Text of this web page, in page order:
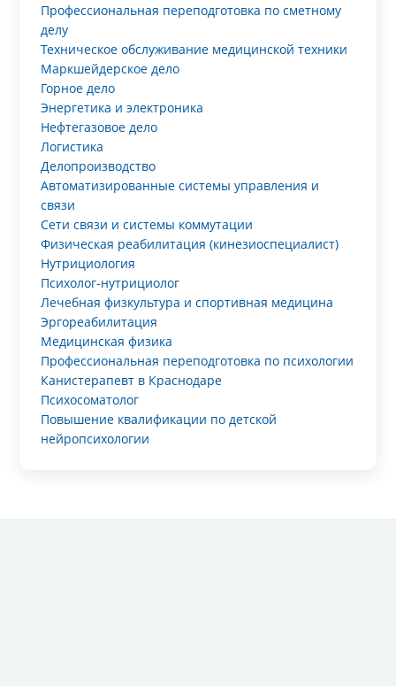
Профессиональная переподготовка по сметному
делу
Техническое обслуживание медицинской техники
Маркшейдерское дело
Горное дело
Энергетика и электроника
Нефтегазовое дело
Логистика
Делопроизводство
Автоматизированные системы управления и
связи
Сети связи и системы коммутации
Физическая реабилитация (кинезиоспециалист)
Нутрициология
Психолог-нутрициолог
Лечебная физкультура и спортивная медицина
Эргореабилитация
Медицинская физика
Профессиональная переподготовка по психологии
Канистерапевт в Краснодаре
Психосоматолог
Повышение квалификации по детской
нейропсихологии